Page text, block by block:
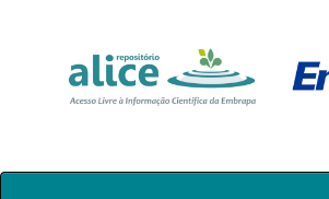
Skip